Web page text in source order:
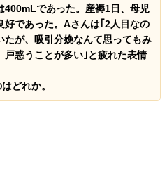
400mLであった。産褥1日、母児
好であった。Aさんは｢2人目なの
が、吸引分娩なんて思ってもみ
惑うことが多い｣と疲れた表情
どれか。